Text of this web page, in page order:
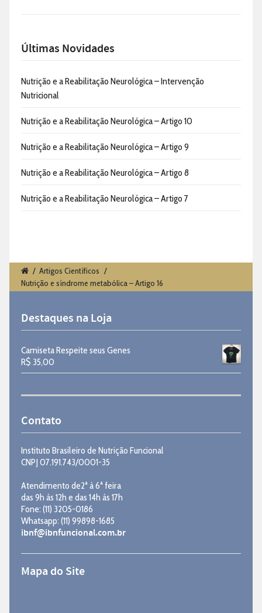
Últimas Novidades
Nutrição e a Reabilitação Neurológica – Intervenção
Nutricional
Nutrição e a Reabilitação Neurológica – Artigo 10
Nutrição e a Reabilitação Neurológica – Artigo 9
Nutrição e a Reabilitação Neurológica – Artigo 8
Nutrição e a Reabilitação Neurológica – Artigo 7
/ Artigos Científicos /
Nutrição e síndrome metabólica – Artigo 16
Destaques na Loja
Camiseta Respeite seus Genes
R$ 35,00
Contato
Instituto Brasileiro de Nutrição Funcional
CNPJ 07.191.743/0001-35
Atendimento de2ª à 6ª feira
das 9h às 12h e das 14h às 17h
Fone: (11) 3205-0186
Whatsapp: (11) 99898-1685
ibnf@ibnfuncional.com.br
Mapa do Site